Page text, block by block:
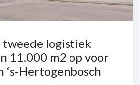
tweede logistiek
11.000 m2 op voor
‘s-Hertogenbosch